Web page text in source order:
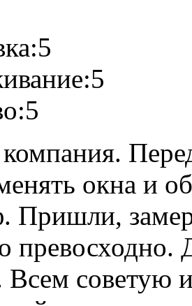
5
5
5
окна и
Пришли,
превосходно.
Всем советую